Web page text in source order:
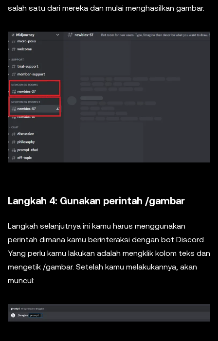
salah satu dari mereka dan mulai menghasilkan gambar.
Langkah 4: Gunakan perintah /gambar
Langkah selanjutnya ini kamu harus menggunakan
perintah dimana kamu berinteraksi dengan bot Discord.
Yang perlu kamu lakukan adalah mengklik kolom teks dan
mengetik /gambar. Setelah kamu melakukannya, akan
muncul: